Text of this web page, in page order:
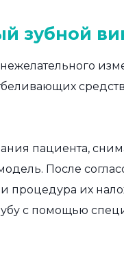
зубной
пациента,
После
процедура их
с помощью